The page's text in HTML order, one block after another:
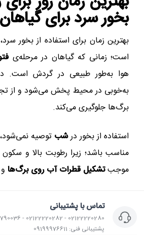
بخور سرد برای گیاهان
بهترین زمان برای استفاده از بخور
است؛ زمانی که گیاهان در مرحله‌ی
هوا به‌طور طبیعی در گردش است.
به‌خوبی در محیط پخش می‌شود و از
برگ‌ها جلوگیری می‌کند.
استفاده از بخور درشب توصیه
مناسب باشد؛ زیرا رطوبت بالا و
موجبتشکیل قطرات آب روی برگ‌ها
تماس با پشتیبانی
02122220280 - 02122220282 - 09101790036 - 09199975511
پشتیبانی فنی: 09199976611